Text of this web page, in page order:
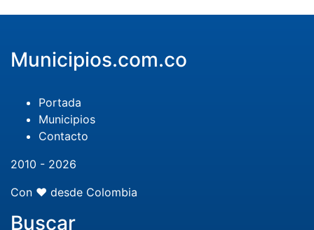
Municipios.com.co
Portada
Municipios
Contacto
2010 - 2026
Con ❤️ desde Colombia
Buscar